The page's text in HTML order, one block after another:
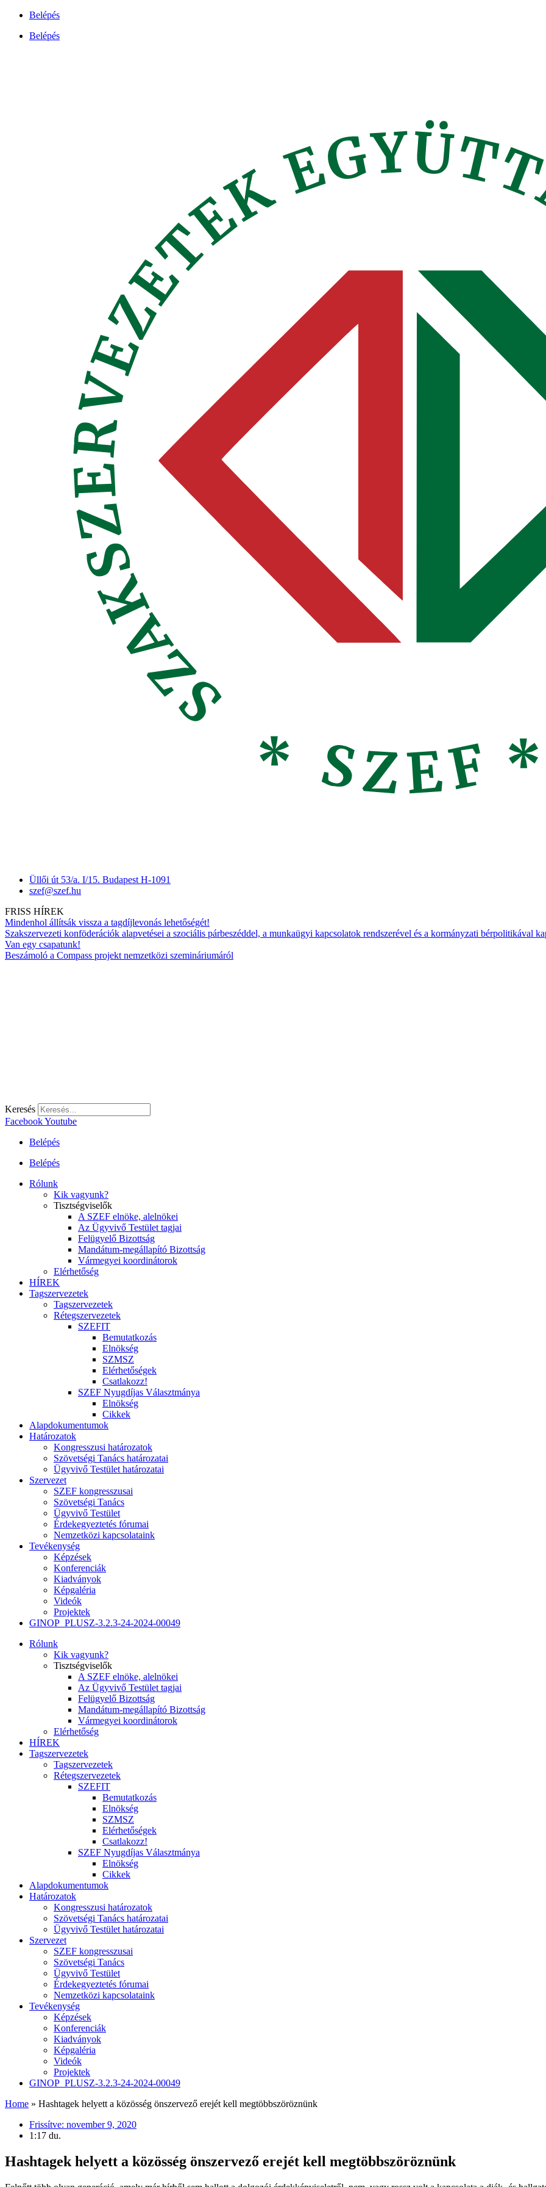
Ugrás
tartalomhoz
Belépés
Belépés
Üllői út 53/a. I/15. Budapest H-1091
szef@szef.hu
FRISS HÍREK
Mindenhol állítsák vissza a tagdíjlevonás lehetőségét!
Szakszervezeti konföderációk alapvetései a szociális párbeszéddel, a munkaügyi kapcsolatok rendszerével és a kormányzati bérpolitikával
Van egy csapatunk!
Beszámoló a Compass projekt nemzetközi szemináriumáról
Keresés
FacebookYoutube
Belépés
Belépés
Rólunk
Kik vagyunk?
Tisztségviselők
A SZEF elnöke, alelnökei
Az Ügyvivő Testület tagjai
Felügyelő Bizottság
Mandátum-megállapító Bizottság
Vármegyei koordinátorok
Elérhetőség
HÍREK
Tagszervezetek
Tagszervezetek
Rétegszervezetek
SZEFIT
Bemutatkozás
Elnökség
SZMSZ
Elérhetőségek
Csatlakozz!
SZEF Nyugdíjas Választmánya
Elnökség
Cikkek
Alapdokumentumok
Határozatok
Kongresszusi határozatok
Szövetségi Tanács határozatai
Ügyvivő Testület határozatai
Szervezet
SZEF kongresszusai
Szövetségi Tanács
Ügyvivő Testület
Érdekegyeztetés fórumai
Nemzetközi kapcsolataink
Tevékenység
Képzések
Konferenciák
Kiadványok
Képgaléria
Videók
Projektek
GINOP_PLUSZ-3.2.3-24-2024-00049
Rólunk
Kik vagyunk?
Tisztségviselők
A SZEF elnöke, alelnökei
Az Ügyvivő Testület tagjai
Felügyelő Bizottság
Mandátum-megállapító Bizottság
Vármegyei koordinátorok
Elérhetőség
HÍREK
Tagszervezetek
Tagszervezetek
Rétegszervezetek
SZEFIT
Bemutatkozás
Elnökség
SZMSZ
Elérhetőségek
Csatlakozz!
SZEF Nyugdíjas Választmánya
Elnökség
Cikkek
Alapdokumentumok
Határozatok
Kongresszusi határozatok
Szövetségi Tanács határozatai
Ügyvivő Testület határozatai
Szervezet
SZEF kongresszusai
Szövetségi Tanács
Ügyvivő Testület
Érdekegyeztetés fórumai
Nemzetközi kapcsolataink
Tevékenység
Képzések
Konferenciák
Kiadványok
Képgaléria
Videók
Projektek
GINOP_PLUSZ-3.2.3-24-2024-00049
Home » Hashtagek helyett a közösség önszervező erejét kell megtöbbszöröznünk
Frissítve: november 9, 2020
1:17 du.
Hashtagek helyett a közösség önszervező erejét kell megtöbbszöröznünk